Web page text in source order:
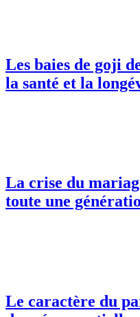
Les baies de goji
la santé et la
La crise du
toute une
Le caractère du